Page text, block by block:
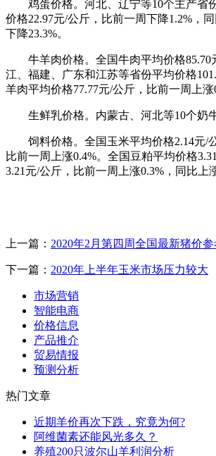
鸡蛋价格。河北、辽宁等10个主产省
价格22.97元/公斤，比前一周下降1.2%，
下降23.3%。
牛羊肉价格。全国牛肉平均价格
江、福建、广东和江苏等省份平均价格
羊肉平均价格77.77元/公斤，比前一周上
生鲜乳价格。内蒙古、河北等10个奶
饲料价格。全国玉米平均价格2.14元/
比前一周上涨0.4%。全国豆粕平均价格
3.21元/公斤，比前一周上涨0.3%，同比上
上一篇： 2020年2月第四周全国最新猪价
下一篇： 2020年上半年玉米市场压力较大
市场营销
智能电商
价格信息
产品推介
贸易情报
预测分析
热门文章
近期羊价再次下跌，究竟为何?
阿维菌素还能风光多久？
养殖200只波尔山羊利润分析